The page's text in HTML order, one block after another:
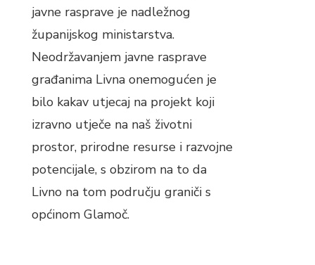
javne rasprave je nadležnog
županijskog ministarstva.
Neodržavanjem javne rasprave
građanima Livna onemogućen je
bilo kakav utjecaj na projekt koji
izravno utječe na naš životni
prostor, prirodne resurse i razvojne
potencijale, s obzirom na to da
Livno na tom području graniči s
općinom Glamoč.